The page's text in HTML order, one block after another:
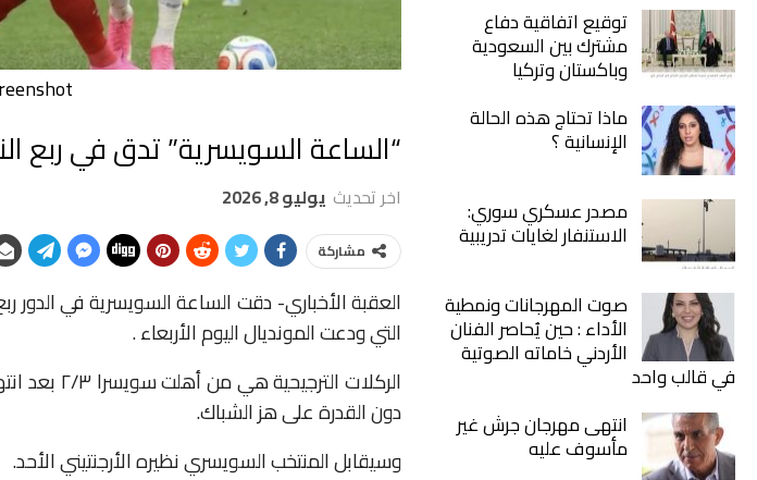
“الساعة السويسرية” تدق في ربع
اخر تحديث يوليو 8, 2026
مشاركة
العقبة الأخباري- دقت الساعة السويسرية في الدور
التي ودعت المونديال اليوم الأربعاء .
الركلات
دون القدرة على هز الشباك.
وسيقابل المنتخب السويسري نظيره الأرجنتيني الأحد.
توقيع اتفاقية دفاع
مشترك بين السعودية
وباكستان وتركيا
ماذا تحتاج هذه الحالة
الإنسانية ؟
مصدر عسكري سوري:
الاستنفار لغايات تدريبية
صوت المهرجانات ونمطية
الأداء : حين يُحاصر الفنان
الأردني خاماته الصوتية
في قالب واحد
انتهى مهرجان جرش غير
مأسوف عليه